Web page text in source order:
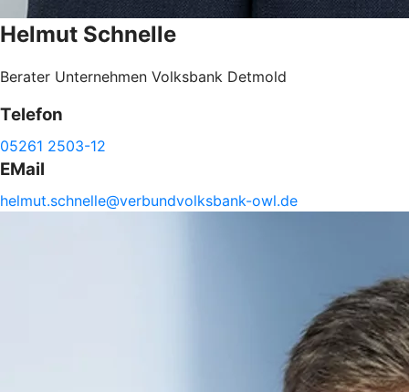
Helmut Schnelle
Berater Unternehmen Volksbank Detmold
Telefon
05261 2503-12
EMail
helmut.schnelle@verbundvolksbank-owl.de